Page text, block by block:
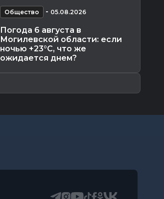
Общество - 05.08.2026
Погода 6 августа в
Могилевской области: если
ночью +23°С, что же
ожидается днем?